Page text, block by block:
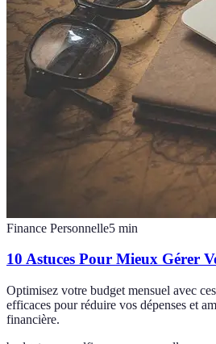
Finance Personnelle5 min
10 Astuces Pour Mieux Gérer
Optimisez votre budget mensuel avec
efficaces pour réduire vos dépenses et
financière.